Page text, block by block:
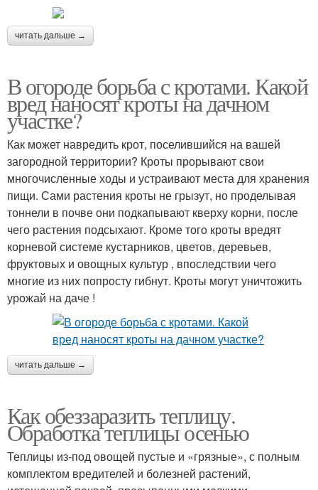
читать дальше →
В огороде борьба с кротами. Какой
вред наносят кроты на дачном
участке?
Как может навредить крот, поселившийся на вашей
загородной территории? Кроты прорывают свои
многочисленные ходы и устраивают места для хранения
пищи. Сами растения кроты не грызут, но проделывая
тоннели в почве они подкапывают кверху корни, после
чего растения подсыхают. Кроме того кроты вредят
корневой системе кустарников, цветов, деревьев,
фруктовых и овощных культур , впоследствии чего
многие из них попросту гибнут. Кроты могут уничтожить
урожай на даче !
читать дальше →
Как обеззаразить теплицу.
Обработка теплицы осенью
Теплицы из-под овощей пустые и «грязные», с полным
комплектом вредителей и болезней растений,